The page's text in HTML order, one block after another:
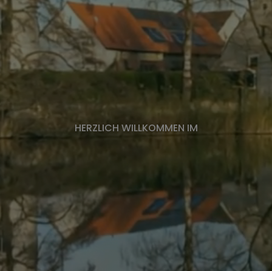
HERZLICH WILLKOMMEN IM